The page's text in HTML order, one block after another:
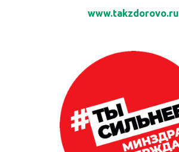
www.takzdorovo.ru